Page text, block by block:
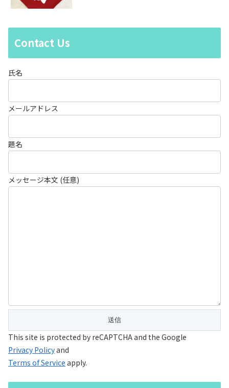
Contact Us
氏名
メールアドレス
題名
メッセージ本文 (任意)
This site is protected by reCAPTCHA and the Google
Privacy Policyand
Terms of Service apply.